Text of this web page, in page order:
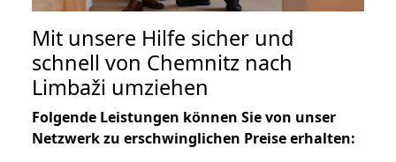
Mit unsere Hilfe sicher und
schnell von Chemnitz nach
Limbaži umziehen
Folgende Leistungen können Sie von unser
Netzwerk zu erschwinglichen Preise erhalten: